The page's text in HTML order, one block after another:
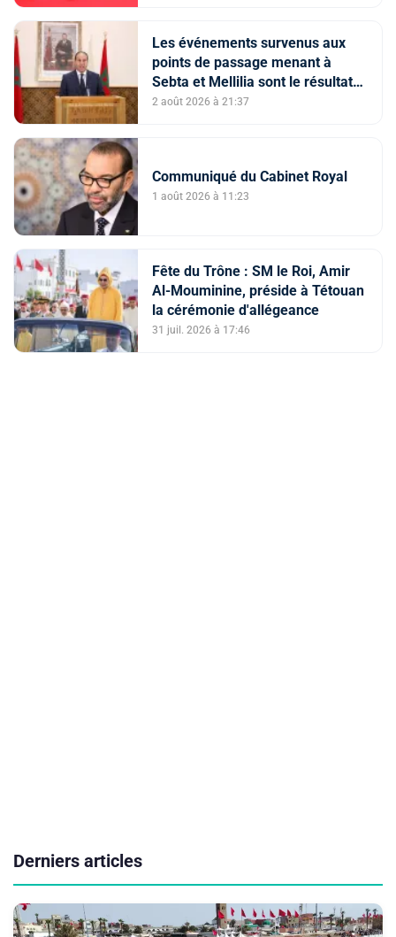
Les événements survenus aux
points de passage menant à
Sebta et Mellilia sont le résultat
de facteurs intriqués, dont
d'informations trompeuses
(Porte-parole du ministère de
2 août 2026 à 21:37
Communiqué du Cabinet Royal
1 août 2026 à 11:23
Fête du Trône : SM le Roi, Amir
Al-Mouminine, préside à Tétouan
la cérémonie d'allégeance
31 juil. 2026 à 17:46
Derniers articles